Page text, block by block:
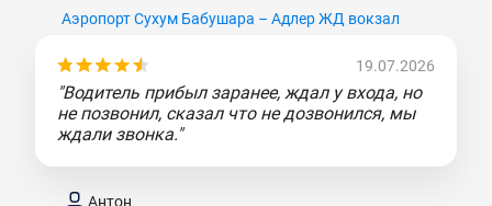
Аэропорт Сухум Бабушара – Адлер ЖД вокзал
19.07.2026
"Водитель прибыл заранее, ждал у входа, но
не позвонил, сказал что не дозвонился, мы
ждали звонка."
Антон